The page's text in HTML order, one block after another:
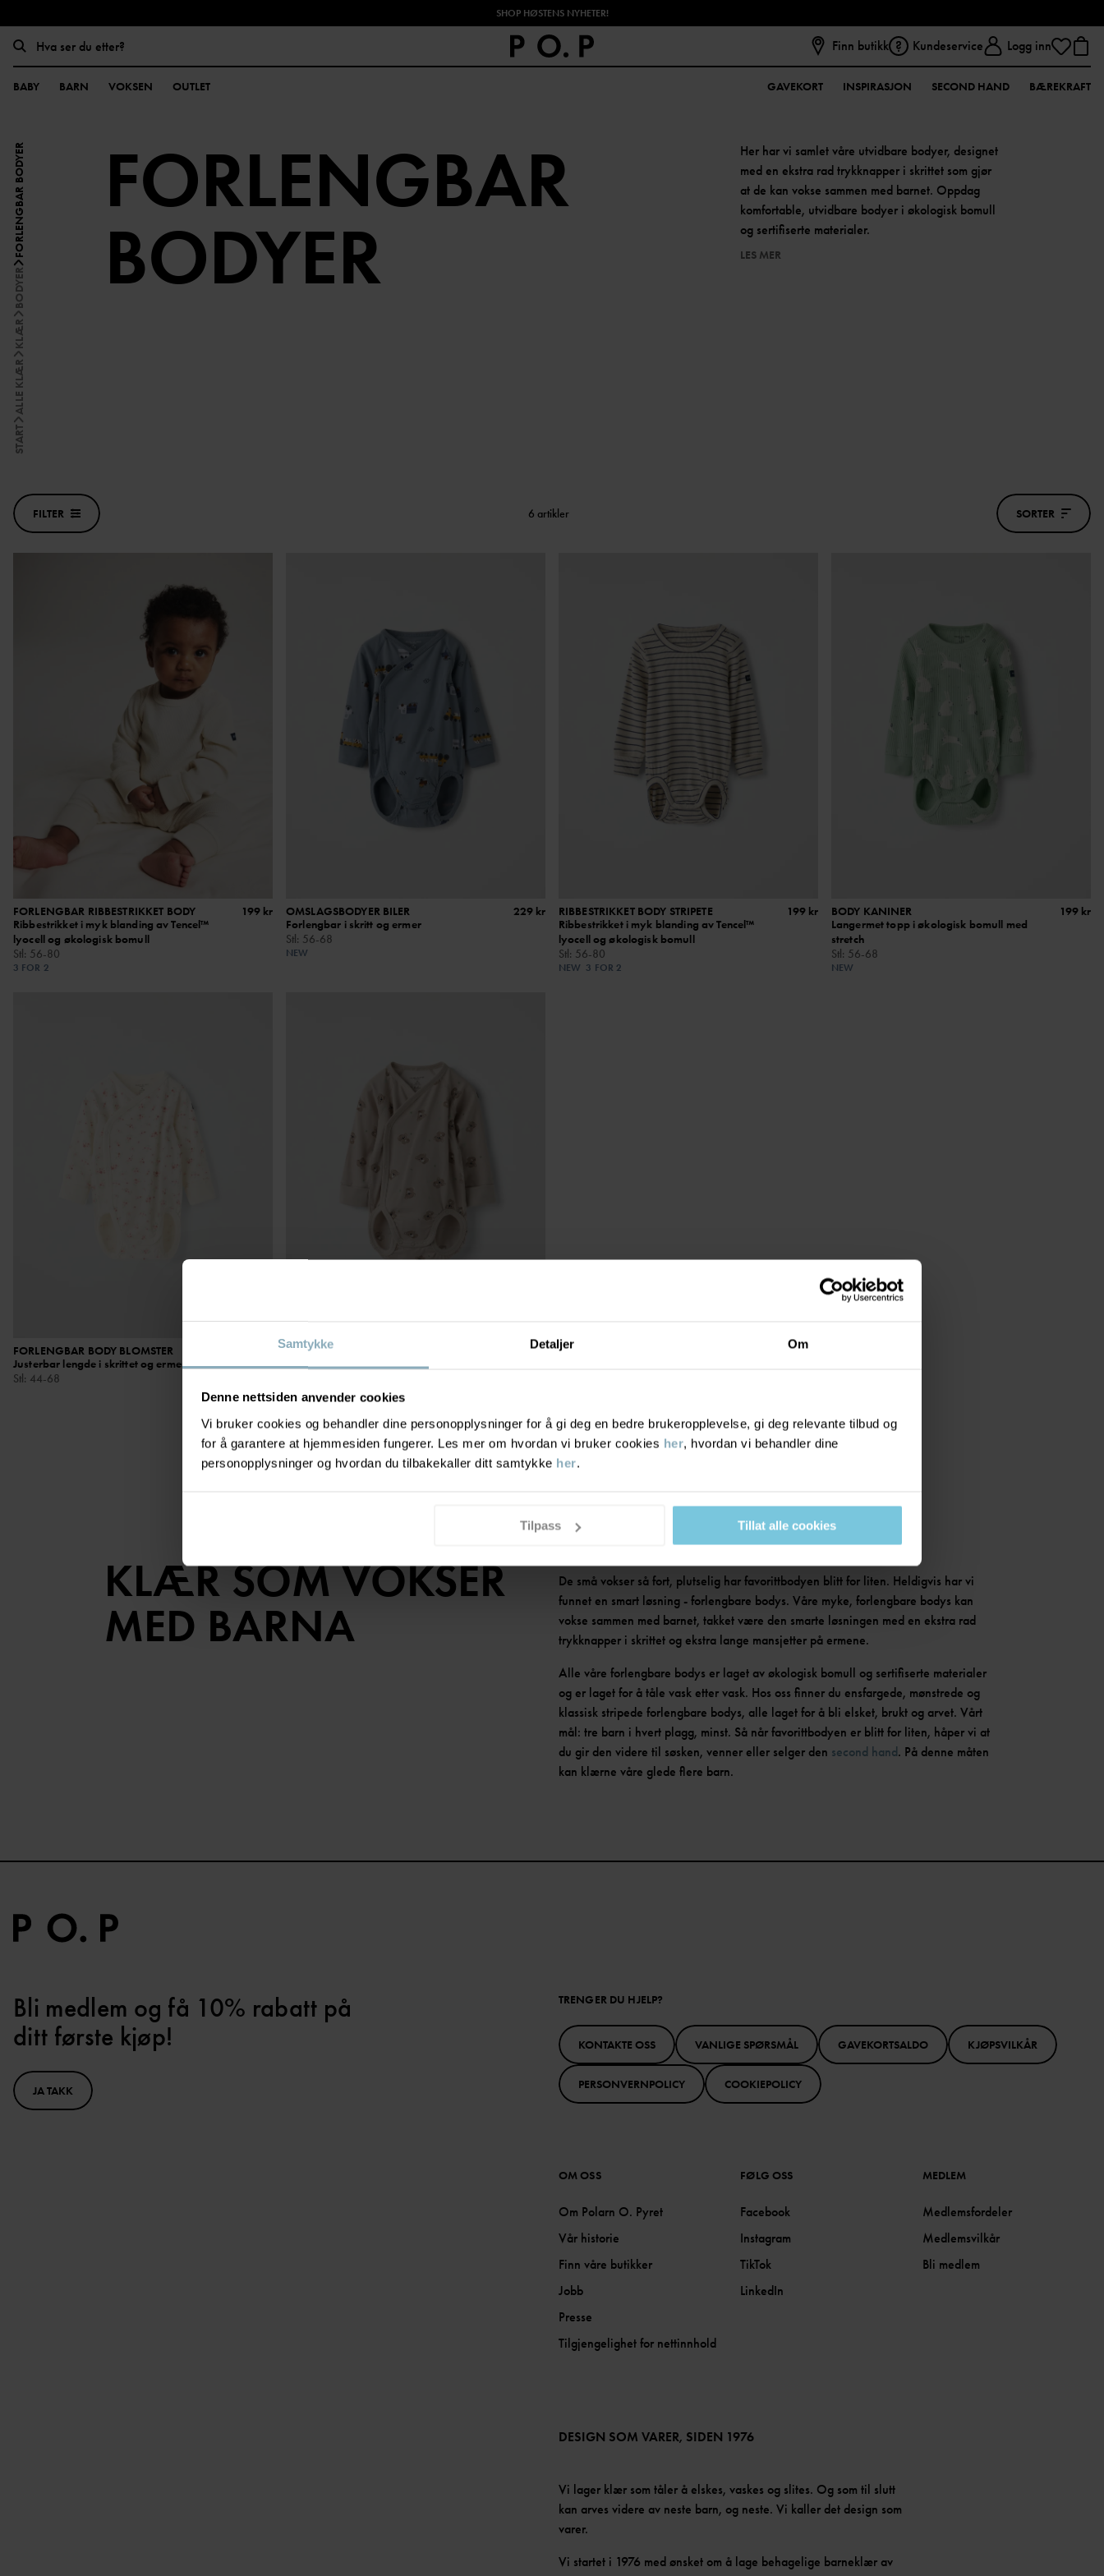
Samtykke Detaljer Om
Denne nettsiden anvender cookies
Vi bruker cookies og behandler dine personopplysninger for å gi deg en bedre brukeropplevelse, gi deg relevante tilbud og
for å garantere at hjemmesiden fungerer. Les mer om hvordan vi bruker cookies her, hvordan vi behandler dine
personopplysninger og hvordan du tilbakekaller ditt samtykke her.
Tilpass Tillat alle cookies
SHOP HØSTENS NYHETER!
Finn butikk Kundeservice Logg inn
BABY BARN VOKSEN OUTLET GAVEKORT INSPIRASJON SECOND HAND BÆREKRAFT
START
ALLE KLÆR
KLÆR
BODYER
FORLENGBAR BODYER FORLENGBAR
BODYER
Her har vi samlet våre utvidbare bodyer, designet
med en ekstra rad trykknapper i skrittet som gjør
at de kan vokse sammen med barnet. Oppdag
komfortable, utvidbare bodyer i økologisk bomull
og sertifiserte materialer.
LES MER
FILTER 6 artikler SORTER
FORLENGBAR RIBBESTRIKKET BODY
Ribbestrikket i myk blanding av Tencel™
lyocell og økologisk bomull
Stl: 56-80
3 FOR 2
199 kr
OMSLAGSBODYER BILER
Forlengbar i skritt og ermer
Stl: 56-68
NEW
229 kr
RIBBESTRIKKET BODY STRIPETE
Ribbestrikket i myk blanding av Tencel™
lyocell og økologisk bomull
Stl: 56-80
NEW 3 FOR 2
199 kr
BODY KANINER
Langermet topp i økologisk bomull med
stretch
Stl: 56-68
NEW
199 kr
FORLENGBAR BODY BLOMSTER
Justerbar lengde i skrittet og ermene
Stl : 44-68
FORLENGBAR OMSLAGSBODY KOALAER
Justerbar i skritt og ermer
199 kr
KLÆR SOM VOKSER
MED BARNA
De små vokser så fort, plutselig har favorittbodyen blitt for liten. Heldigvis har vi
funnet en smart løsning - forlengbare bodys. Våre myke, forlengbare bodys kan
vokse sammen med barnet, takket være den smarte løsningen med en ekstra rad
trykknapper i skrittet og ekstra lange mansjetter på ermene.
Alle våre forlengbare bodys er laget av økologisk bomull og sertifiserte materialer
og er laget for å tåle vask etter vask. Hos oss finner du ensfargede, mønstrede og
klassisk stripede forlengbare bodys, alle laget for å bli elsket, brukt og arvet. Vårt
mål: tre barn i hvert plagg, minst. Så når favorittbodyen er blitt for liten, håper vi at
du gir den videre til søsken, venner eller selger den second hand. På denne måten
kan klærne våre glede flere barn.
Bli medlem og få 10% rabatt på
ditt første kjøp!
JA TAKK
TRENGER DU HJELP?
KONTAKTE OSS VANLIGE SPØRSMÅL GAVEKORTSALDO KJØPSVILKÅR
PERSONVERNPOLICY COOKIEPOLICY
OM OSS
Om Polarn O. Pyret
Vår historie
Finn våre butikker
Jobb
Presse
Tilgjengelighet for nettinnhold
FØLG OSS
Facebook
Instagram
TikTok
LinkedIn
MEDLEM
Medlemsfordeler
Medlemsvilkår
Bli medlem
DESIGN SOM VARER, SIDEN 1976
Vi lager klær som tåler å elskes, vaskes og slites. Og som til slutt
kan arves videre av neste barn, og neste. Vi kaller det design som
varer.
Vi startet i 1976 med ønsket om å lage behagelige barneklær av